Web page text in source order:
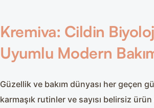
Kremiva: Cildin
Uyumlu Modern
Güzellik ve bakım dünyası her geçen
karmaşık rutinler ve sayısı belirsiz